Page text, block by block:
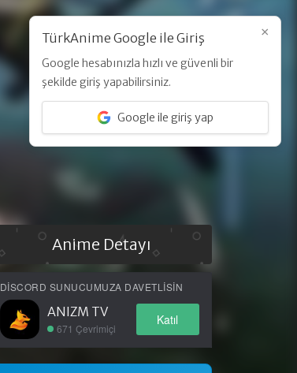
Üye Ol Giriş Yap
DISCORD SUNUCUMUZA DAVETLISIN
ANIZM TV
671 Çevrimiçi
Katıl
Anime Detayı
×
TürkAnime Google ile Giriş
Google hesabınızla hızlı ve güvenli bir
şekilde giriş yapabilirsiniz.
Google ile giriş yap